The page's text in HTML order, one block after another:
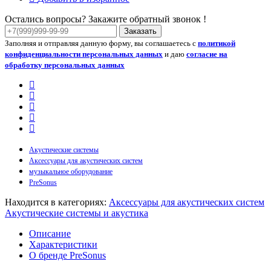
Остались вопросы? Закажите обратный звонок !
Заказать
Заполняя и отправляя данную форму, вы соглашаетесь с политикой
конфиденциальности персональных данных и даю согласие на
обработку персональных данных
Акустические системы
Аксессуары для акустических систем
музыкальное оборудование
PreSonus
Находится в категориях: Аксессуары для акустических систем
Акустические системы и акустика
Описание
Характеристики
О бренде PreSonus